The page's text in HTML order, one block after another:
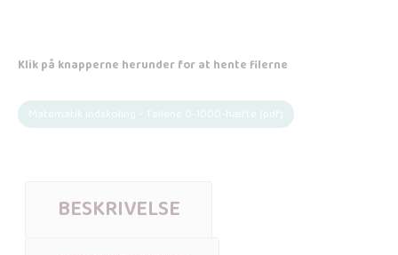
Klik på knapperne herunder for at hente filerne
Matematik indskoling - Tallene 0-1000-hæfte (pdf)
BESKRIVELSE